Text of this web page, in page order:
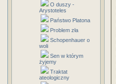
O duszy -
Arystoteles
Państwo Platona
Problem zła
Schopenhauer o
woli
Sen w którym
żyjemy
Traktat
ateologiczny